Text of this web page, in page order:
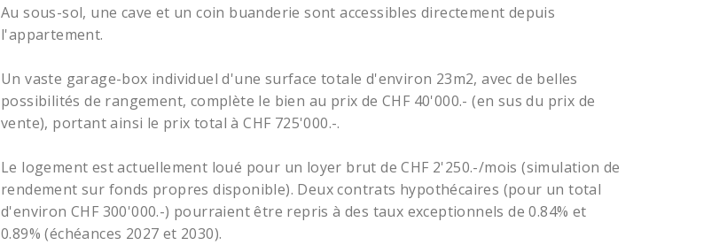
Au sous-sol, une cave et un coin buanderie sont accessibles directement depuis
l'appartement.
Un vaste garage-box individuel d'une surface totale d'environ 23m2, avec de belles
possibilités de rangement, complète le bien au prix de CHF 40'000.- (en sus du prix de
vente), portant ainsi le prix total à CHF 725'000.-.
Le logement est actuellement loué pour un loyer brut de CHF 2'250.-/mois (simulation de
rendement sur fonds propres disponible). Deux contrats hypothécaires (pour un total
d'environ CHF 300'000.-) pourraient être repris à des taux exceptionnels de 0.84% et
0.89% (échéances 2027 et 2030).